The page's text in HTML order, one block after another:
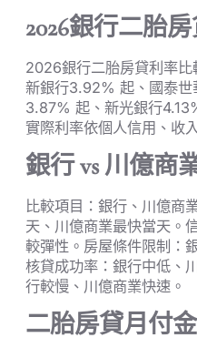
2026銀行二胎
2026銀行二胎房貸利率
新銀行3.92% 起、國泰
3.87% 起、新光銀行
實際利率依個人信用、收
銀行 vs 川億商
比較項目：銀行、川億商
天、川億商業最快當天。
較彈性。房屋條件限制：
核貸成功率：銀行中低、
行較慢、川億商業快速。
二胎房貸月付